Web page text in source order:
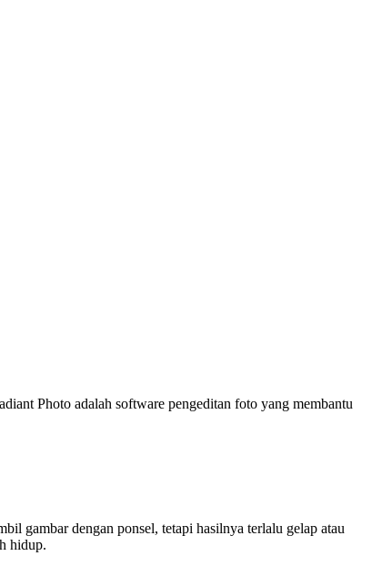
Photo adalah software pengeditan foto yang membantu
gambar dengan ponsel, tetapi hasilnya terlalu gelap atau
hidup.